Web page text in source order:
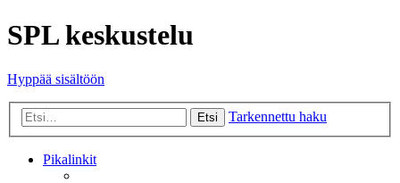
SPL keskustelu
Hyppää sisältöön
Etsi Tarkennettu haku
Pikalinkit